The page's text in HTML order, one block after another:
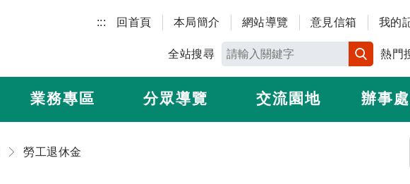
::: 回首頁 本局簡介 網站導覽 意見信箱 我的
全站搜尋 熱門
業務專區 分眾導覽 交流園地 辦事
勞工退休金